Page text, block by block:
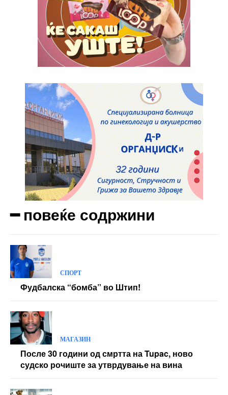
Full member access:
Etiam est nibh, lobortis sit
Praesent euismod ac
Ut mollis pellentesque tortor
Nullam eu erat condimentum
Orci varius natoque dolor
Yearly pricing Monthly pricing
━ повеќе содржини
СПОРТ
Фудбалска “бомба” во Штип!
МАГАЗИН
После 30 години од смртта на Tupac, ново
судско рочиште за утврдување на вина